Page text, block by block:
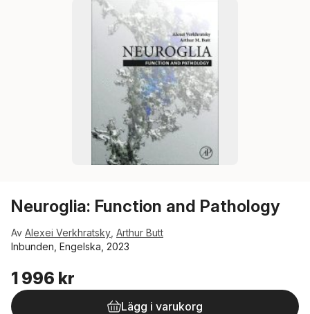
Neuroglia: Function and Pathology
Av Alexei Verkhratsky Arthur Butt
Inbunden, Engelska, 2023
1 996 kr
Lägg i varukorg